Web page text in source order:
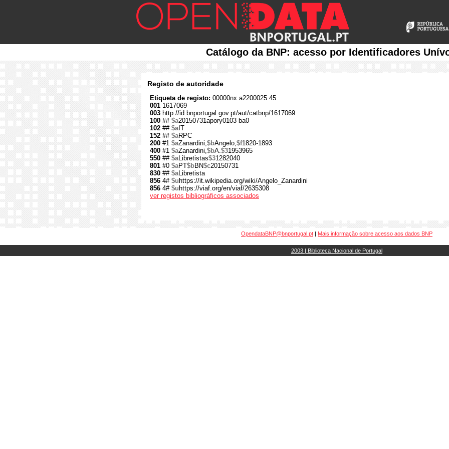
Catálogo da BNP: acesso por Identificadores
Registo de autoridade
Etiqueta de registo: 00000nx a2200025 45
001 1617069
003 http://id.bnportugal.gov.pt/aut/catbnp/1617069
100 ## $a20150731apory0103 ba0
102 ## $aIT
152 ## $aRPC
200 #1 $aZanardini,$bAngelo,$f1820-1893
400 #1 $aZanardini,$bA.$31953965
550 ## $aLibretistas$31282040
801 #0 $aPT$bBN$c20150731
830 ## $aLibretista
856 4# $u https://it.wikipedia.org/wiki/Angelo_Zanardini
856 4# $u https://viaf.org/en/viaf/2635308
ver registos bibliográficos associados
OpendataBNP@bnportugal.pt | Mais informação sobre acesso aos dados BNP
2003 | Biblioteca Nacional de Portugal